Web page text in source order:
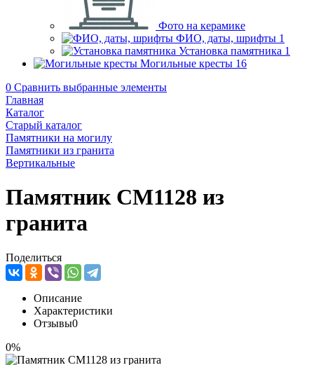
Фото на керамике
ФИО, даты, шрифты 1
Установка памятника 1
Могильные кресты 16
0 Сравнить выбранные элементы
Главная
Каталог
Старый каталог
Памятники на могилу
Памятники из гранита
Вертикальные
Памятник CM1128 из
гранита
Поделиться
Описание
Характеристики
Отзывы0
0%